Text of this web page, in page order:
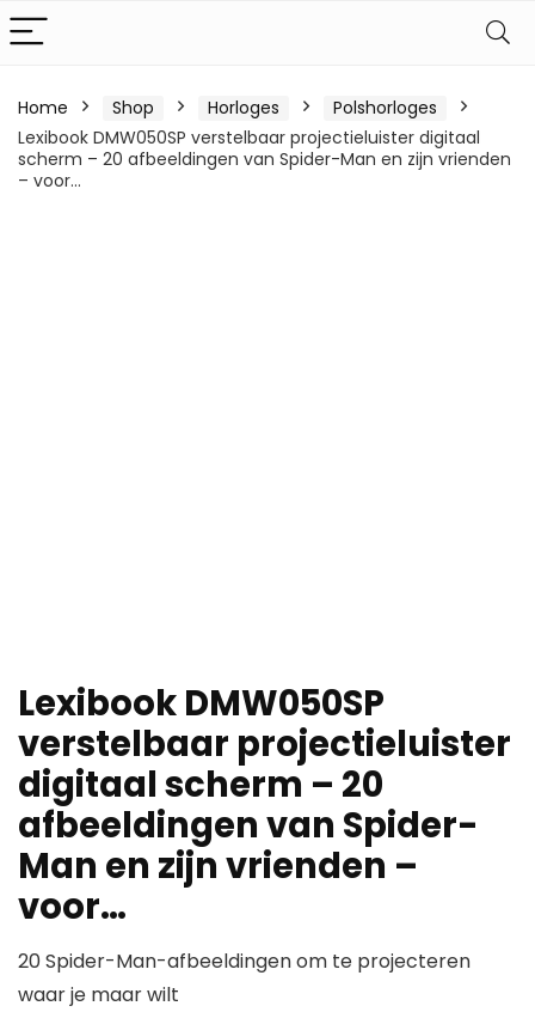
Home Shop Horloges
Polshorloges
Lexibook DMW050SP verstelbaar projectieluister digitaal
scherm – 20 afbeeldingen van Spider-Man en zijn vrienden
– voor…
Lexibook DMW050SP
verstelbaar projectieluister
digitaal scherm – 20
afbeeldingen van Spider-
Man en zijn vrienden –
voor…
20 Spider-Man-afbeeldingen om te projecteren
waar je maar wilt